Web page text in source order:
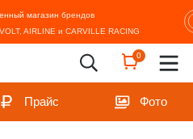
магазин брендов
AIRLINE и CARVILLE RACING
0
Прайс Фото